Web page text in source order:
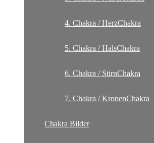
4. Chakra / HerzChakra
5. Chakra / HalsChakra
6. Chakra / StirnChakra
7. Chakra / KronenChakra
Chakra Bilder